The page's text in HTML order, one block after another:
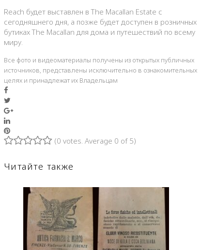
Reach будет выставлен в The Macallan Estate с
сегодняшнего дня, а позже будет доступен в розничных
бутиках The Macallan для дома и путешествий по всему
миру.
Все фото и видеоматериалы получены из открытых публичных
источников, представлены исключительно в ознакомительных
целях и принадлежат их Владельцам
Google+
LinkedIn
Pinterest
(0 votes. Average 0 of 5)
Читайте также